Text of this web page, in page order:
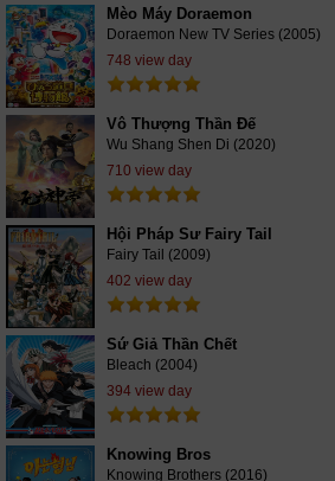
Mèo Máy Doraemon
Doraemon New TV Series (2005)
748 view day
Vô Thượng Thần Đế
Wu Shang Shen Di (2020)
710 view day
Hội Pháp Sư Fairy Tail
Fairy Tail (2009)
402 view day
Sứ Giả Thần Chết
Bleach (2004)
394 view day
Knowing Bros
Knowing Brothers (2016)